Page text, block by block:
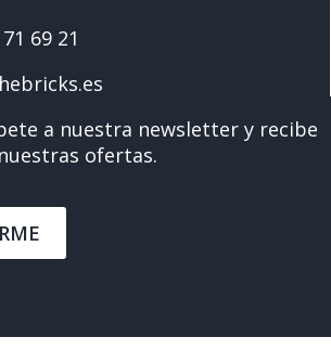
69 21
a nuestra newsletter y recibe
ofertas.